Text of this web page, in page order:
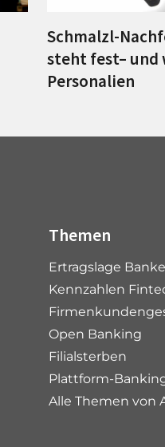
Schmalzl-
steht fest– und
Personalien
Themen
Ertragslage
Kennzahlen
Open Banking
Filialsterben
Plattform-
Alle Themen von